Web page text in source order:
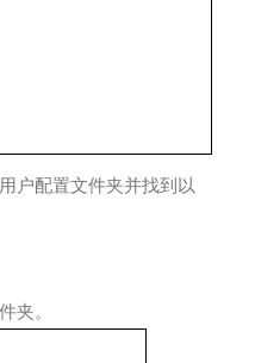
户配置文件夹并找到以
夹。